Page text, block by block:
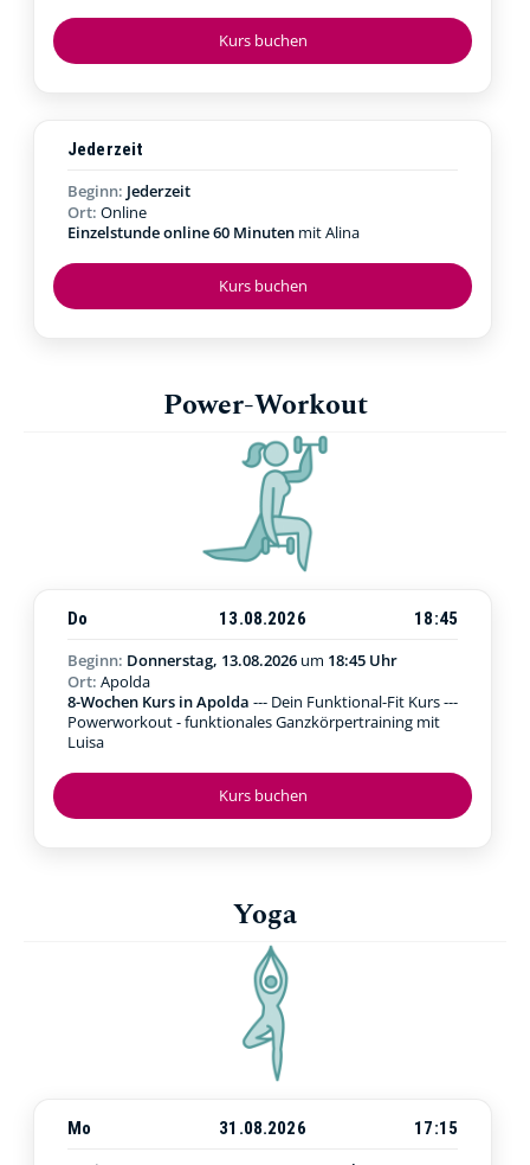
Kurs buchen
Kurs buchen
Jederzeit
Beginn: Jederzeit
Ort: Online
Einzelstunde online 60 Minuten mit Alina
Power-Workout
Kurs buchen
Do 13.08.2026
18:45
Beginn: Donnerstag, 13.08.2026 um 18:45 Uhr
Ort: Apolda
8-Wochen Kurs in Apolda --- Dein Funktional-Fit Kurs ---
Powerworkout - funktionales Ganzkörpertraining mit
Luisa
Yoga
Mo 31.08.2026
17:15